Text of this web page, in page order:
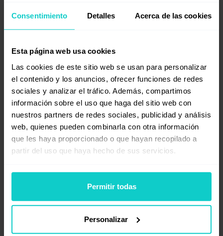
Consentimiento Detalles Acerca de las cookies
Esta página web usa cookies
Las cookies de este sitio web se usan para personalizar
el contenido y los anuncios, ofrecer funciones de redes
sociales y analizar el tráfico. Además, compartimos
información sobre el uso que haga del sitio web con
nuestros partners de redes sociales, publicidad y análisis
web, quienes pueden combinarla con otra información
que les haya proporcionado o que hayan recopilado a
partir del uso que haya hecho de sus servicios.
Permitir todas
Personalizar
17:30
SEO desde Cero
Jorge Peña Saiz , Head of SEO / GEO at
Eskimoz
Sergio López Luján, Head of SEO at
Media Power